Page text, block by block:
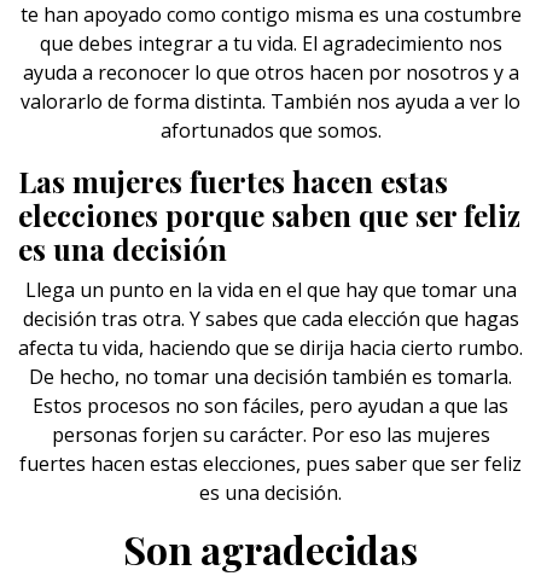
te han apoyado como contigo misma es una costumbre
que debes integrar a tu vida. El agradecimiento nos
ayuda a reconocer lo que otros hacen por nosotros y a
valorarlo de forma distinta. También nos ayuda a ver lo
afortunados que somos.
Las mujeres fuertes hacen estas
elecciones porque saben que ser feliz
es una decisión
Llega un punto en la vida en el que hay que tomar una
decisión tras otra. Y sabes que cada elección que hagas
afecta tu vida, haciendo que se dirija hacia cierto rumbo.
De hecho, no tomar una decisión también es tomarla.
Estos procesos no son fáciles, pero ayudan a que las
personas forjen su carácter. Por eso las mujeres
fuertes hacen estas elecciones, pues saber que ser feliz
es una decisión.
Son agradecidas